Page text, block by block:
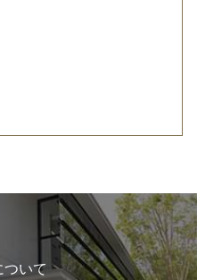
いて